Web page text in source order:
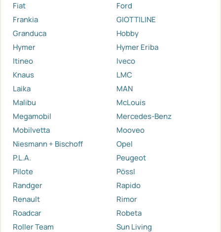
Fiat
Ford
Frankia
GIOTTILINE
Granduca
Hobby
Hymer
Hymer Eriba
Itineo
Iveco
Knaus
LMC
Laika
MAN
Malibu
McLouis
Megamobil
Mercedes-Benz
Mobilvetta
Mooveo
Niesmann + Bischoff
Opel
P.L.A.
Peugeot
Pilote
Pössl
Randger
Rapido
Renault
Rimor
Roadcar
Robeta
Roller Team
Sun Living